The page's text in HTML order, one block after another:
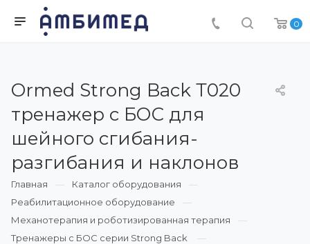
0
Ormed Strong Back Т020
тренажер с БОС для
шейного сгибания-
разгибания и наклонов
Главная
Каталог оборудования
Реабилитационное оборудование
Механотерапия и роботизированная терапия
Тренажеры с БОС серии Strong Back